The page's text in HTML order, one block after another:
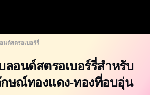
อป
ะแก้ไขวิดีโอ
ย
หยุด
นด์สตรอเบอร์รี่
ลอนด์สตรอเบอร์รี่สำหรับ
ษณ์ทองแดง-ทองที่อบอุ่น